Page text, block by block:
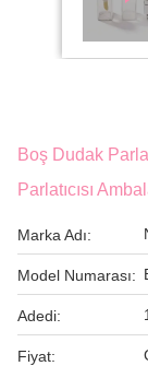
Boş Dudak
Parlatıcısı
Marka Adı:
Model Numarası:
Adedi:
Fiyat: